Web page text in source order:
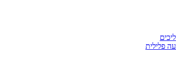
פלילית